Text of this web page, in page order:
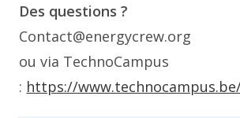
Des questions ?
Contact@energycrew.org
ou via TechnoCampus
: https://